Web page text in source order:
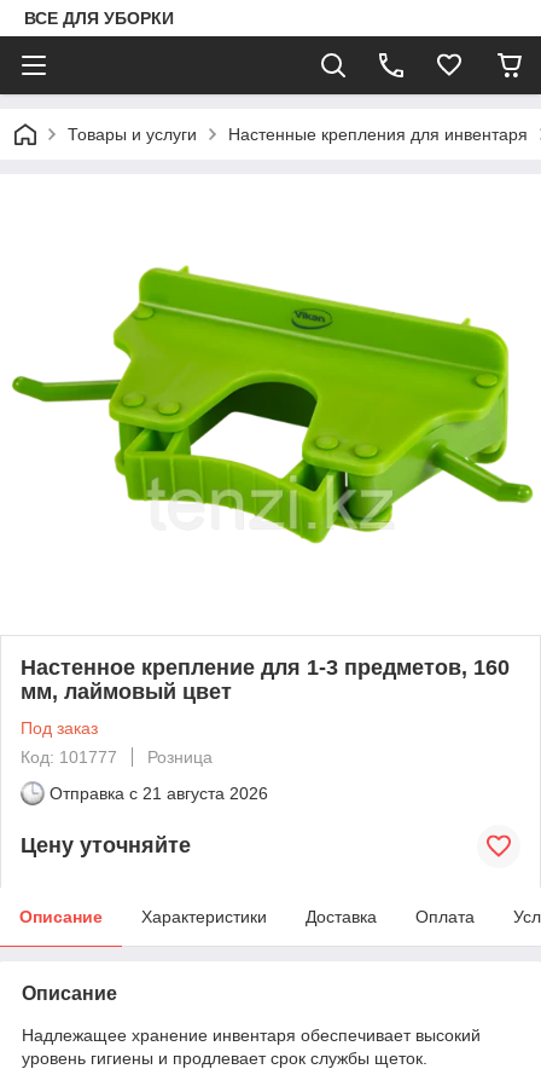
ВСЕ ДЛЯ УБОРКИ
Товары и услуги Настенные крепления для инвентаря
Настенное крепление для 1-3 предметов, 160
мм, лаймовый цвет
Под заказ
Код: 101777
Розница
Отправка с 21 августа 2026
Цену уточняйте
Описание Характеристики Доставка Оплата
Описание
Надлежащее хранение инвентаря обеспечивает высокий
уровень гигиены и продлевает срок службы щеток.